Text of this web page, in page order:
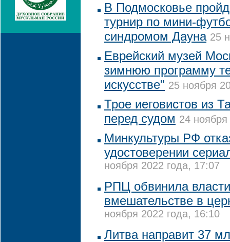
В Подмосковье
турнир по мини-
синдромом Дауна 25
Еврейский музей
зимнюю программу
искусстве" 25 ноября
Трое иеговистов из
перед судом 24
Минкультуры РФ
удостоверении
ноября 2022 года, 17:07
РПЦ обвинила
вмешательстве в
ноября 2022 года, 16:10
Литва направит 37